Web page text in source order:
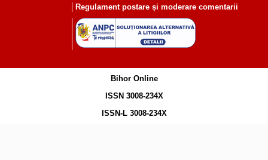
Regulament postare și moderare comentarii
Bihor Online
ISSN 3008-234X
ISSN-L 3008-234X